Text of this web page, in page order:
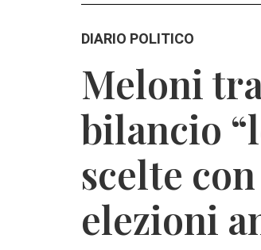
DIARIO POLITICO
Meloni
bilancio
scelte
elezioni